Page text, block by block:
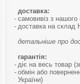
доставка:
самовивіз з нашого
доставка на склад
детальніше про
гарантія:
діє на весь товар
обмін або
України)